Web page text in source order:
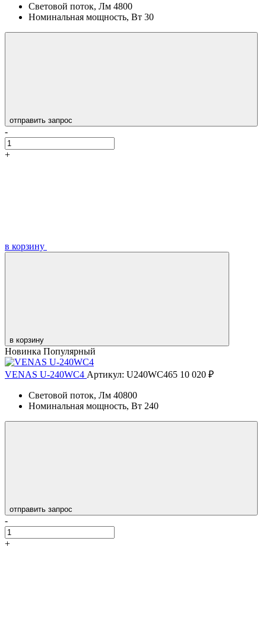
Световой поток, Лм 4800
Номинальная мощность, Вт 30
отправить запрос
-
+
в корзину
в корзину
Новинка Популярный
VENAS U-240WC4 Артикул: U240WC465 10 020 ₽
Световой поток, Лм 40800
Номинальная мощность, Вт 240
отправить запрос
-
+